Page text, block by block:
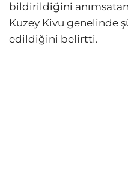
bildirildiğini
Kuzey Kivu genelinde
edildiğini belirtti.